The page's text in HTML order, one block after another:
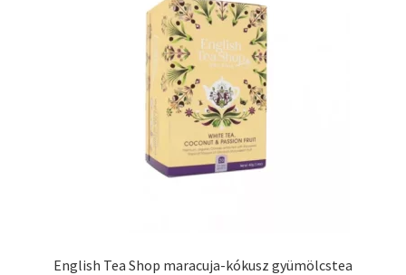
English Tea Shop maracuja-kókusz gyümölcstea